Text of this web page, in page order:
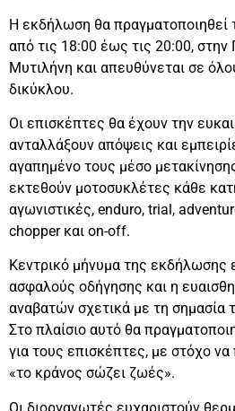
Η εκδήλωση θα πραγματοποιηθεί
από τις 18:00 έως τις 20:00,
Μυτιλήνη και απευθύνεται σε
δικύκλου.
Οι επισκέπτες θα έχουν την
ανταλλάξουν απόψεις και
αγαπημένο τους μέσο
εκτεθούν μοτοσυκλέτες κάθε
αγωνιστικές, enduro, trial,
chopper και on-off.
Κεντρικό μήνυμα της εκδήλωσης
ασφαλούς οδήγησης και η
αναβατών σχετικά με τη σημασία
Στο πλαίσιο αυτό θα
για τους επισκέπτες, με στόχο
«το κράνος σώζει ζωές».